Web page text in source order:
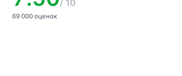
/ 10
69 000 оценок